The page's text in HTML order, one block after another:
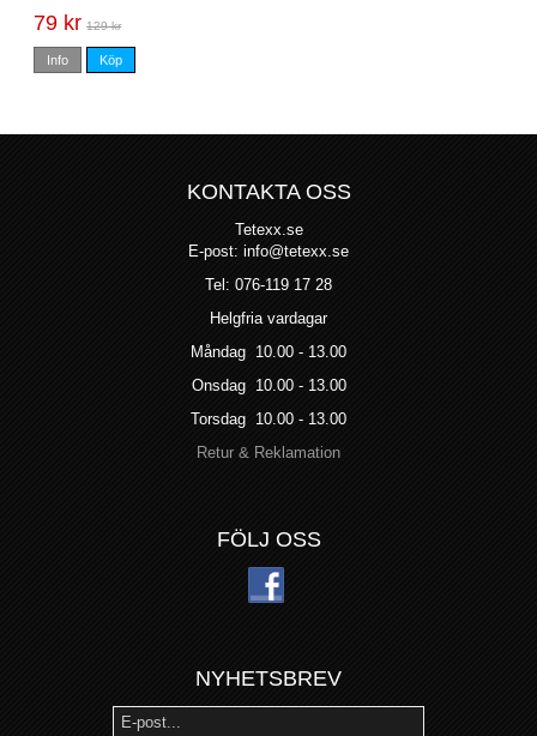
79 kr 129 kr
Info Köp
KONTAKTA OSS
Tetexx.se
E-post: info@tetexx.se
Tel: 076-119 17 28
Helgfria vardagar
Måndag 10.00 - 13.00
Onsdag 10.00 - 13.00
Torsdag 10.00 - 13.00
Retur & Reklamation
FÖLJ OSS
NYHETSBREV